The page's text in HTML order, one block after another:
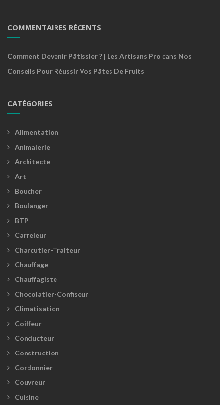
COMMENTAIRES RÉCENTS
Comment Devenir Pâtissier ? | Les Artisans Pro dans Nos
Conseils Pour Réussir Vos Pâtes De Fruits
CATÉGORIES
Alimentation
Animalerie
Architecte
Art
Boucher
Boulanger
BTP
Carreleur
Charcutier-Traiteur
Chauffage
Chauffagiste
Chocolatier-Confiseur
Climatisation
Coiffeur
Conducteur
Construction
Cordonnier
Couvreur
Cuisine